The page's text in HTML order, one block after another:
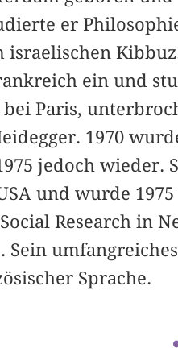
er
ein und
bei Paris,
1970
jedoch wieder.
und wurde
Research in
Sein
Sprache.